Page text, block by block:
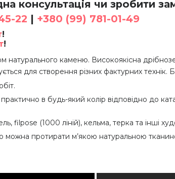
консультація чи зробити
22 | +380 (99) 781-01-49
!
!
натурального каменю. Високоякісна
для створення різних фактурних технік.
в будь-який колір відповідно до
filpose (1000 ліній), кельма, терка та інші
можна протирати м’якою натуральною